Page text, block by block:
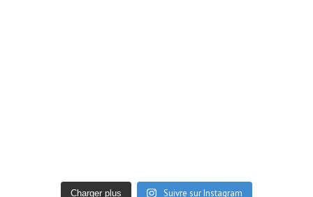
Charger plus Suivre sur Instagram